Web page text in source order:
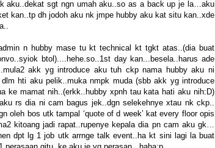
aku..dekat sgt ngn umah aku..so as a back up je la…aku
kan..tp dh jodoh aku nk jmpe hubby aku kat situ kan..xde
n hubby mase tu kt technical kt tgkt atas..(dia buat
btol)....hehe.so..1st day kan...besela..harus ade
akk yg introduce aku tuh ckp nama hubby aku ni
hti aku pelik..muka nmpk muda (sbb akk yg introduce
mamat nih..(erkk..hubby xpnh tau kata hati aku nih:D)
rs dia ni cam bagus jek..dgn selekehnye xtau nk ckp..
oleh bos utk tampal ‘quote of d week’ kat every floor opis
kitoang jadi rapat..rupenye kepala dia pn cam aku gk…
dpt lg 1 job utk arrnge talk event..ha kt sini lagi la buat